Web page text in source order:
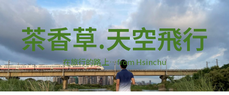
茶香草.天空飛行
在旅行的路上…from Hsinchu